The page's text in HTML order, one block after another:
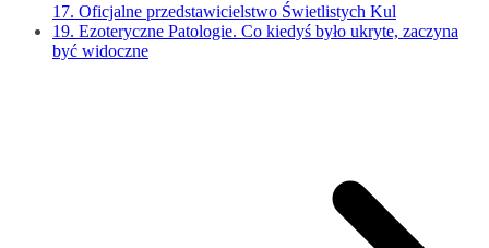
17. Oficjalne przedstawicielstwo Świetlistych Kul
19. Ezoteryczne Patologie. Co kiedyś było ukryte, zaczyna
być widoczne